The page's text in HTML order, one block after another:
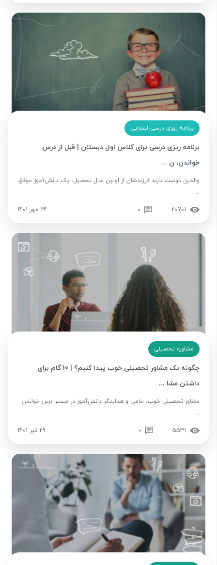
برنامه ریزی درسی ابتدایی
برنامه ریزی درسی برای کلاس اول دبستان | قبل از درس
خواندن، ن ...
والدین دوست دارند فرزندشان از اولین سال تحصیل، یک دانش‌آموز موفق
...
20701
0 24 مهر 1401
مشاوره تحصیلی
چگونه یک مشاور تحصیلی خوب پیدا کنیم؟ | 10 گام برای
داشتن مشا ...
مشاور تحصیلی خوب، حامی و هدایتگر دانش‌آموز در مسیر درس خواندن
...
5531
0 29 تیر 1401